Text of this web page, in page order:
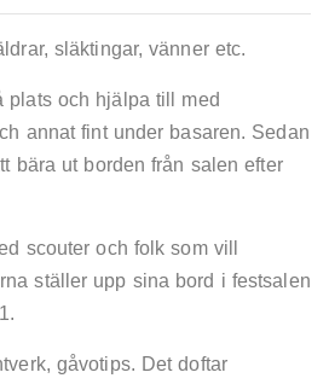
släktingar, vänner etc.
plats och hjälpa till med
annat fint under basaren. Sedan
bära ut borden från salen efter
scouter och folk som vill
ställer upp sina bord i festsalen
gåvotips. Det doftar